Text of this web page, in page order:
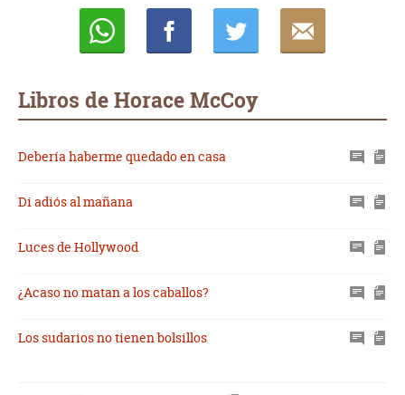
Libros de Horace McCoy
Debería haberme quedado en casa
Di adiós al mañana
Luces de Hollywood
¿Acaso no matan a los caballos?
Los sudarios no tienen bolsillos